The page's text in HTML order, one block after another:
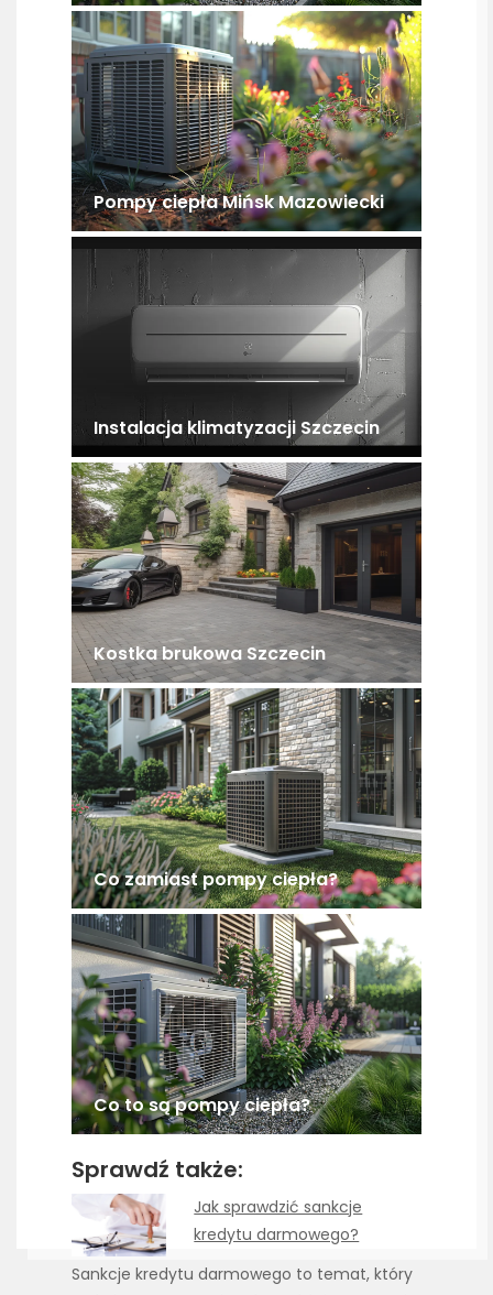
Pompy ciepła Mińsk Mazowiecki
Instalacja klimatyzacji Szczecin
Kostka brukowa Szczecin
Co zamiast pompy ciepła?
Co to są pompy ciepła?
Sprawdź także:
Jak sprawdzić sankcje
kredytu darmowego?
Sankcje kredytu darmowego to temat, który